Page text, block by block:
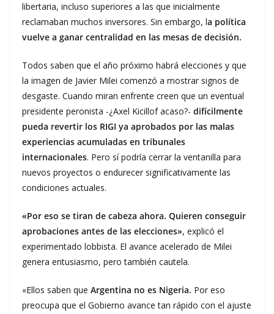
libertaria, incluso superiores a las que inicialmente
reclamaban muchos inversores. Sin embargo, la política
vuelve a ganar centralidad en las mesas de decisión.
Todos saben que el año próximo habrá elecciones y que
la imagen de Javier Milei comenzó a mostrar signos de
desgaste. Cuando miran enfrente creen que un eventual
presidente peronista -¿Axel Kicillof acaso?- difícilmente
pueda revertir los RIGI ya aprobados por las malas
experiencias acumuladas en tribunales
internacionales. Pero sí podría cerrar la ventanilla para
nuevos proyectos o endurecer significativamente las
condiciones actuales.
«Por eso se tiran de cabeza ahora. Quieren conseguir
aprobaciones antes de las elecciones», explicó el
experimentado lobbista. El avance acelerado de Milei
genera entusiasmo, pero también cautela.
«Ellos saben que Argentina no es Nigeria. Por eso
preocupa que el Gobierno avance tan rápido con el ajuste